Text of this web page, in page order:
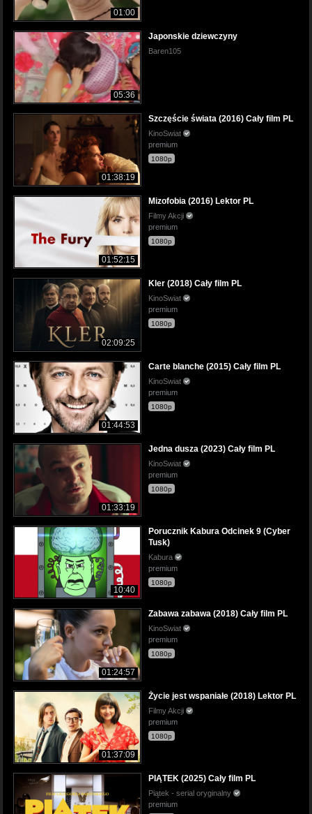
01:00
05:36
Japonskie dziewczyny
Baren105
01:38:19
Szczęście świata (2016) Cały film PL
KinoSwiat
premium
1080p
01:52:15
Mizofobia (2016) Lektor PL
Filmy Akcji
premium
1080p
02:09:25
Kler (2018) Cały film PL
KinoSwiat
premium
1080p
01:44:53
Carte blanche (2015) Cały film PL
KinoSwiat
premium
1080p
01:33:19
Jedna dusza (2023) Cały film PL
KinoSwiat
premium
1080p
10:40
Porucznik Kabura Odcinek 9 (Cyber
Tusk)
Kabura
premium
1080p
01:24:57
Zabawa zabawa (2018) Cały film PL
KinoSwiat
premium
1080p
01:37:09
Życie jest wspaniałe (2018) Lektor PL
Filmy Akcji
premium
1080p
PIĄTEK (2025) Cały film PL
Piątek - serial oryginalny
premium